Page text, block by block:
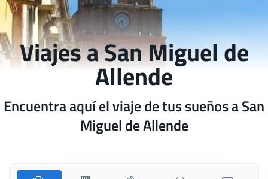
Viajes a San Miguel de
Allende
Encuentra aquí el viaje de tus sueños a San
Miguel de Allende